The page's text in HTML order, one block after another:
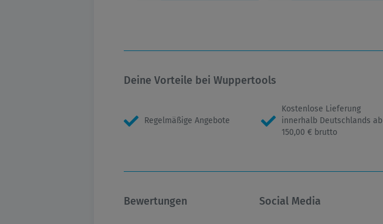
Deine Vorteile bei Wuppertools
Regelmäßige Angebote
Kostenlose Lieferung
innerhalb Deutschlands ab
150,00 € brutto
Bewertungen Social Media